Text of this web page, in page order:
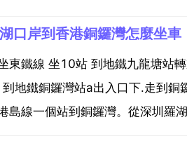
口岸到香港銅鑼灣怎麼坐車
東鐵線 坐10站 到地鐵九龍塘站
地鐵銅鑼灣站a出入口下.走到銅
島線一個站到銅鑼灣。從深圳羅